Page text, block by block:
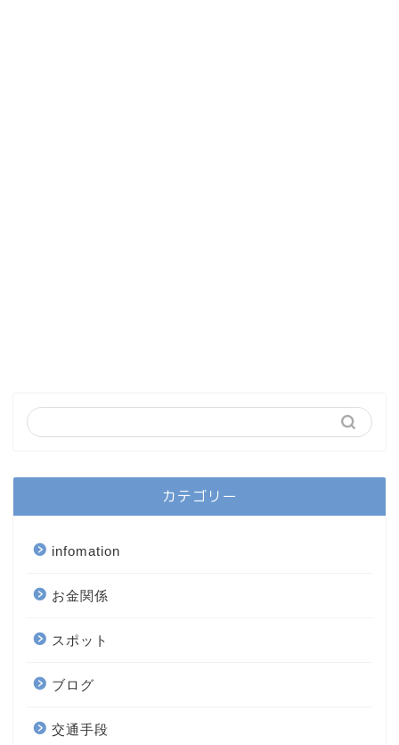
カテゴリー
infomation
お金関係
スポット
ブログ
交通手段